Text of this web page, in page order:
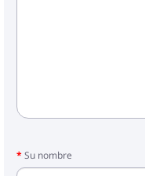
Su nombre